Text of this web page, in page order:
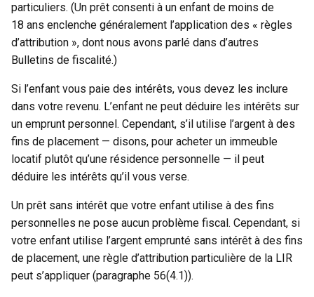
particuliers. (Un prêt consenti à un enfant de moins de
18 ans enclenche généralement l’application des « règles
d’attribution », dont nous avons parlé dans d’autres
Bulletins de fiscalité.)
Si l’enfant vous paie des intérêts, vous devez les inclure
dans votre revenu. L’enfant ne peut déduire les intérêts sur
un emprunt personnel. Cependant, s’il utilise l’argent à des
fins de placement — disons, pour acheter un immeuble
locatif plutôt qu’une résidence personnelle — il peut
déduire les intérêts qu’il vous verse.
Un prêt sans intérêt que votre enfant utilise à des fins
personnelles ne pose aucun problème fiscal. Cependant, si
votre enfant utilise l’argent emprunté sans intérêt à des fins
de placement, une règle d’attribution particulière de la LIR
peut s’appliquer (paragraphe 56(4.1)).